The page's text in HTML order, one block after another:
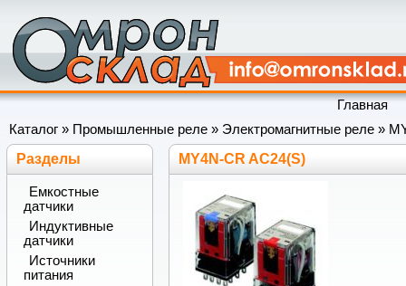
Главная
Каталог » Промышленные реле » Электромагнитные реле »
MY4N-CR AC24(S)
Разделы
Емкостные
датчики
Индуктивные
датчики
Источники
питания